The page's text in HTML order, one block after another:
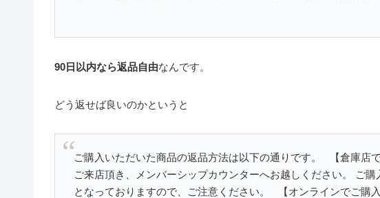
90日以内なら返品自由なんです。
どう返せば良いのかというと
ご購入いただいた商品の返品方法は以下の通りです。 【倉庫店
ご来店頂き、メンバーシップカウンターへお越しください。 ご
となっておりますので、ご注意ください。 【オンラインでご購